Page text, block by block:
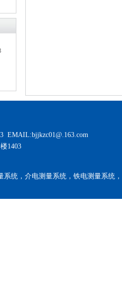
EMAIL:bjjkzc01@.163.com
1403
系统，介电测量系统，铁电测量系统